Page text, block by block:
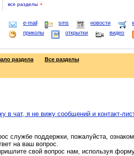
все разделы +
e-mail sms новости
приколы
открытки видео
раздела Все разделы
в чат, я не вижу сообщений и контакт-
службе поддержки, пожалуйста,
на ваш вопрос.
свой вопрос нам, используя